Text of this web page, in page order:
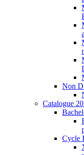
Non
Catalogue
Cycle